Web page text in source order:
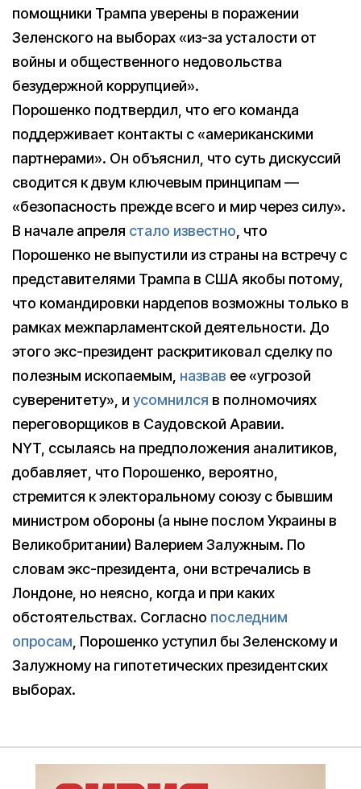
помощники Трампа уверены в поражении
Зеленского на выборах «из-за усталости от
войны и общественного недовольства
безудержной коррупцией».
Порошенко подтвердил, что его команда
поддерживает контакты с «американскими
партнерами». Он объяснил, что суть дискуссий
сводится к двум ключевым принципам —
«безопасность прежде всего и мир через силу».
В начале апреля стало известно, что
Порошенко не выпустили из страны на встречу с
представителями Трампа в США якобы потому,
что командировки нардепов возможны только в
рамках межпарламентской деятельности. До
этого экс-президент раскритиковал сделку по
полезным ископаемым, назвав ее «угрозой
суверенитету», и усомнился в полномочиях
переговорщиков в Саудовской Аравии.
NYT, ссылаясь на предположения аналитиков,
добавляет, что Порошенко, вероятно,
стремится к электоральному союзу с бывшим
министром обороны (а ныне послом Украины в
Великобритании) Валерием Залужным. По
словам экс-президента, они встречались в
Лондоне, но неясно, когда и при каких
обстоятельствах. Согласно последним
опросам, Порошенко уступил бы Зеленскому и
Залужному на гипотетических президентских
выборах.